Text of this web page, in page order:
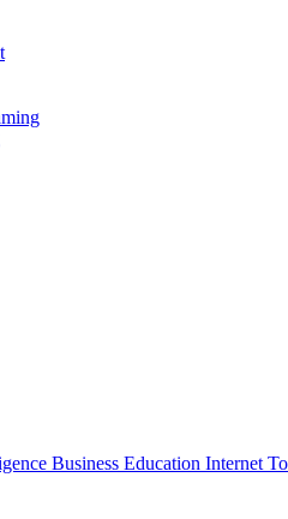
Business Education Internet